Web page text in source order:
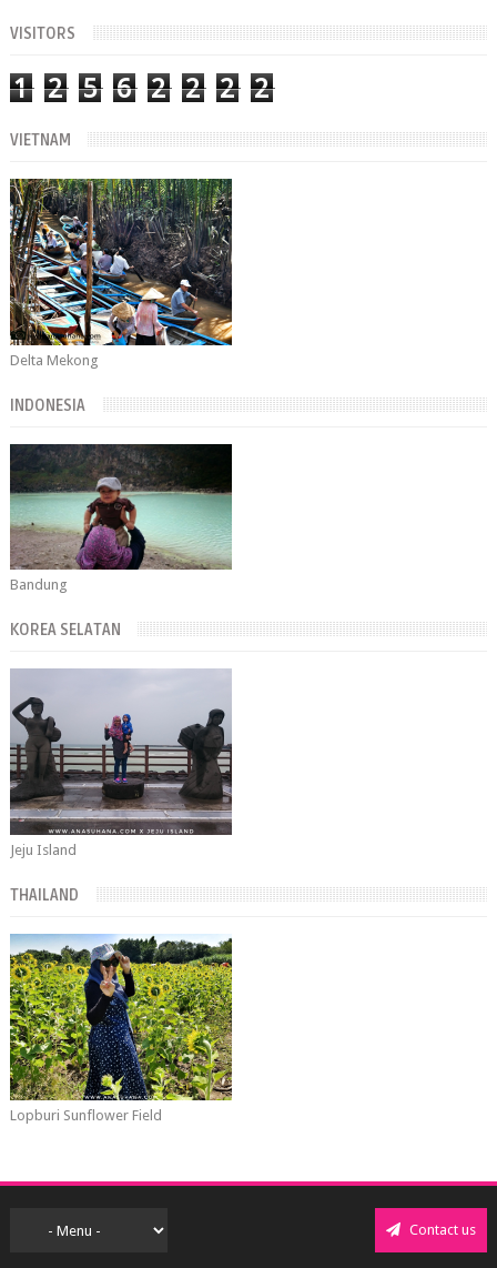
VISITORS
1 2 5 6 2 2 2 2
VIETNAM
Delta Mekong
INDONESIA
Bandung
KOREA SELATAN
Jeju Island
THAILAND
Lopburi Sunflower Field
Contact us